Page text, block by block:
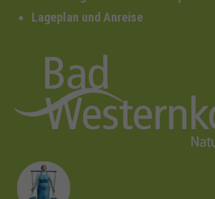
Lageplan und Anreise